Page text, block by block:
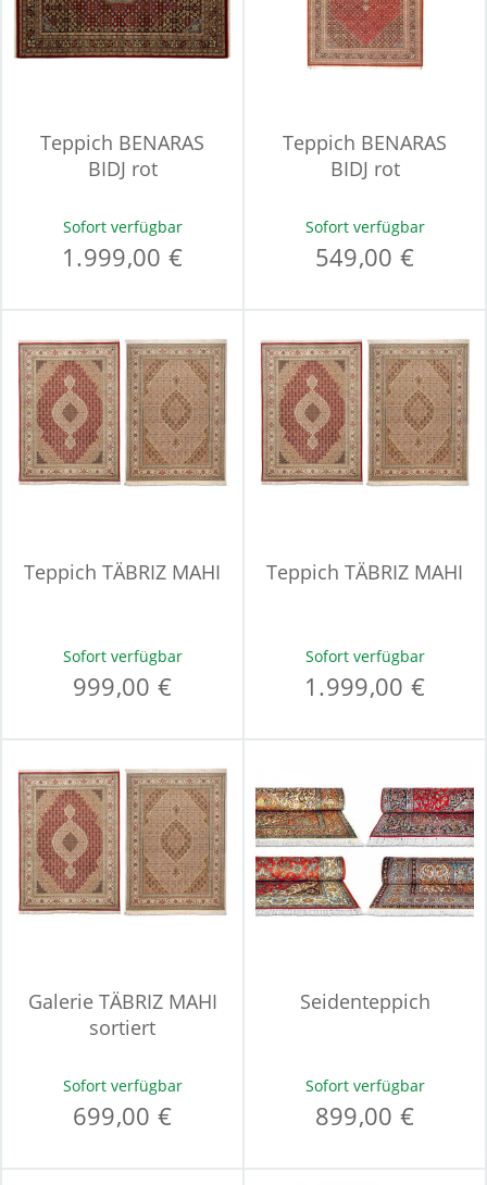
Teppich BENARAS
BIDJ rot
Sofort verfügbar
1.999,00 €
Teppich BENARAS
BIDJ rot
Sofort verfügbar
549,00 €
Teppich TÄBRIZ MAHI
Sofort verfügbar
999,00 €
Teppich TÄBRIZ MAHI
Sofort verfügbar
1.999,00 €
Galerie TÄBRIZ MAHI
sortiert
Sofort verfügbar
699,00 €
Seidenteppich
Sofort verfügbar
899,00 €